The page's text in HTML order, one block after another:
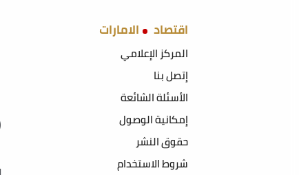
اقتصاد الامارات
المركز الإعلامي
إتصل بنا
الأسئلة الشائعة
إمكانية الوصول
حقوق النشر
شروط الاستخدام